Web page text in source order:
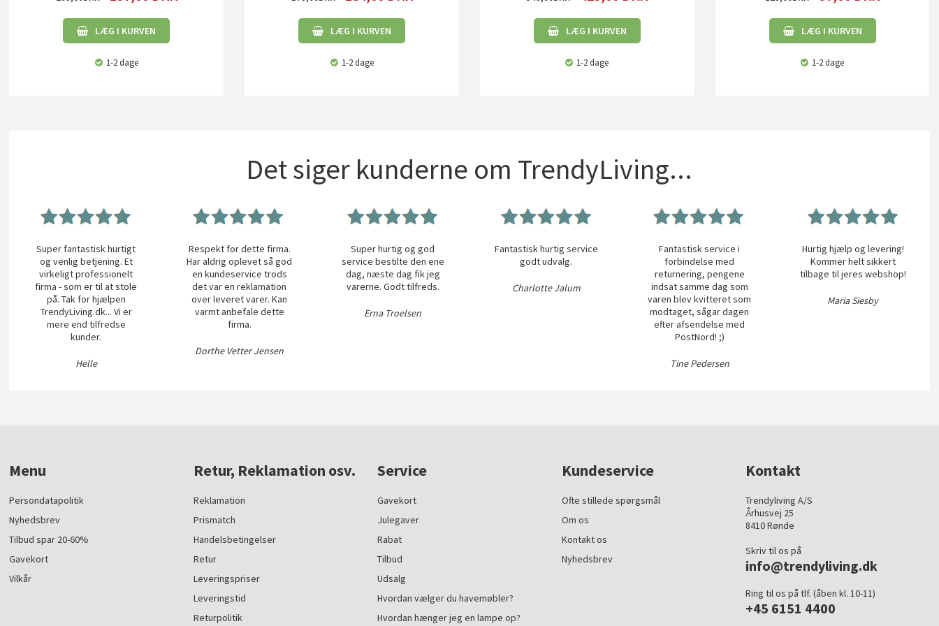
LÆG I KURVEN
1-2 dage
LÆG I KURVEN
1-2 dage
LÆG I KURVEN
1-2 dage
LÆG I KURVEN
1-2 dage
Det siger kunderne om TrendyLiving...
Super fantastisk hurtigt
og venlig betjening. Et
virkeligt professionelt
firma - som er til at stole
på. Tak for hjælpen
TrendyLiving.dk... Vi er
mere end tilfredse
kunder.
Helle
Respekt for dette firma.
Har aldrig oplevet så god
en kundeservice trods
det var en reklamation
over leveret varer. Kan
varmt anbefale dette
firma.
Dorthe Vetter Jensen
Super hurtig og god
service bestilte den ene
dag, næste dag fik jeg
varerne. Godt tilfreds.
Erna Troelsen
Fantastisk hurtig service
godt udvalg.
Charlotte Jalum
Fantastisk service i
forbindelse med
returnering, pengene
indsat samme dag som
varen blev kvitteret som
modtaget, sågar dagen
efter afsendelse med
PostNord! ;)
Tine Pedersen
Hurtig hjælp og levering!
Kommer helt sikkert
tilbage til jeres webshop!
Maria Siesby
Menu
Persondatapolitik
Nyhedsbrev
Tilbud spar 20-60%
Gavekort
Vilkår
Retur, Reklamation osv.
Reklamation
Prismatch
Handelsbetingelser
Retur
Leveringspriser
Leveringstid
Returpolitik
Service
Gavekort
Julegaver
Rabat
Tilbud
Udsalg
Hvordan vælger du havemøbler?
Hvordan hænger jeg en lampe op?
Kundeservice
Ofte stillede spørgsmål
Om os
Kontakt os
Nyhedsbrev
Kontakt
Trendyliving A/S
Århusvej 25
8410 Rønde
Skriv til os på
info@trendyliving.dk
Ring til os på tlf. (åben kl. 10-11)
+45 6151 4400